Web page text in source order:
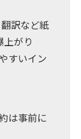
訳など紙
がり
すいイン
は事前に